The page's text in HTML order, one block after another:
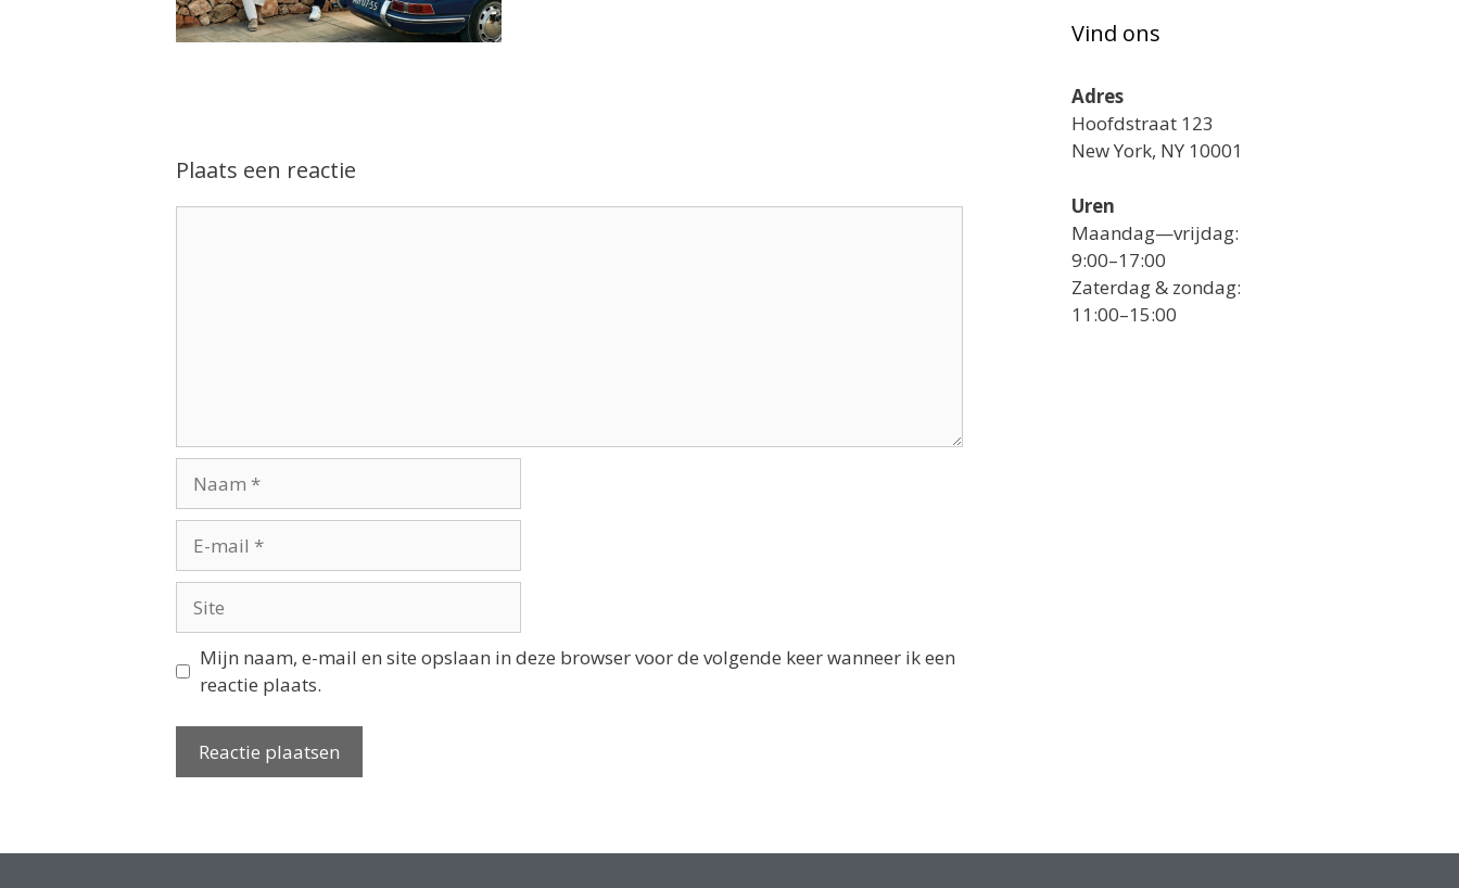
Plaats een reactie
Mijn naam, e-mail en site opslaan in deze browser voor de volgende keer wanneer ik een
reactie plaats.
Vind ons
Adres
Hoofdstraat 123
New York, NY 10001
Uren
Maandag—vrijdag:
9:00–17:00
Zaterdag & zondag:
11:00–15:00